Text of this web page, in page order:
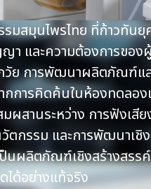
มสมุนไพรไทย ที่ก้าวทัน
และความต้องการของ
วัย การพัฒนาผลิตภัณฑ์แล
กการคิดค้นในห้องทดลอง
ผสานระหว่าง การฟังเสี
ตกรรม และการพัฒนาเชิ
นผลิตภัณฑ์เชิงสร้างสรร
ได้อย่างแท้จริง